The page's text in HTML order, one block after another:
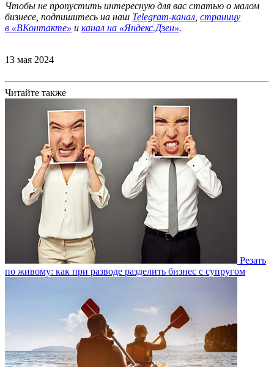
Чтобы не пропустить интересную для вас статью о малом
бизнесе, подпишитесь на наш Telegram-канал страницу
в «ВКонтакте» и канал на «Яндекс.Дзен».
13 мая 2024
Читайте также
Резать
по живому: как при разводе разделить бизнес с супругом